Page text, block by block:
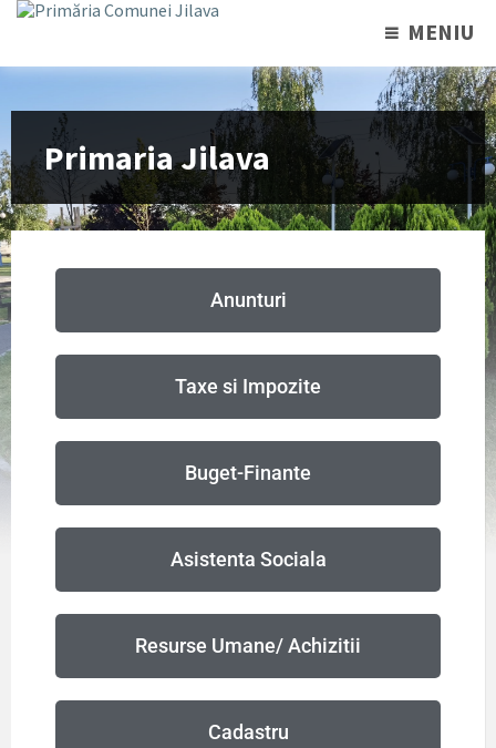
MENIU
Primaria Jilava
Anunturi
Taxe si Impozite
Buget-Finante
Asistenta Sociala
Resurse Umane/ Achizitii
Cadastru